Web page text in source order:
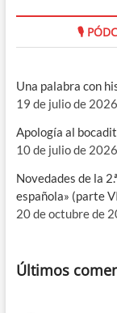
🎙
Una palabra con
19 de julio de 2026
Apología al
10 de julio de 2026
Novedades de la
española» (parte
20 de octubre de
Últimos